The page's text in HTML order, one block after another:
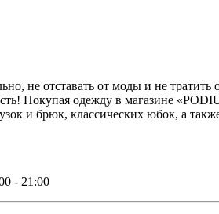
не отставать от моды и не
Покупая одежду в магазине
и брюк, классических юбок, а
- 21:00